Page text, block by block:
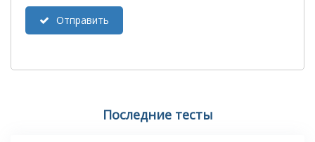
Отправить
Последние тесты